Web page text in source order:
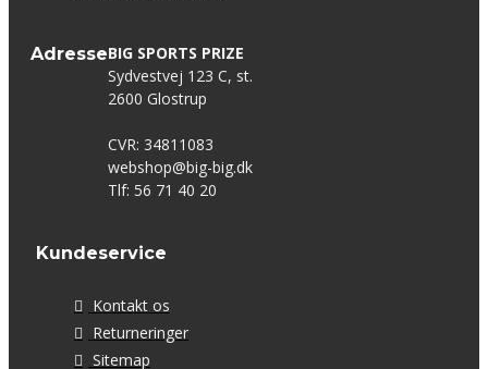
AdresseBIG SPORTS PRIZE
Sydvestvej 123 C, st.
2600 Glostrup
CVR: 34811083
webshop@big-big.dk
Tlf: 56 71 40 20
Kundeservice
Kontakt os
Returneringer
Sitemap